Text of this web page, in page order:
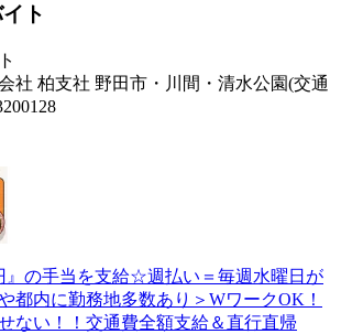
ト
社 柏支社 野田市・川間・清水公園(交通
』の手当を支給☆週払い＝毎週水曜日が
都内に勤務地多数あり＞WワークOK！
ない！！交通費全額支給＆直行直帰